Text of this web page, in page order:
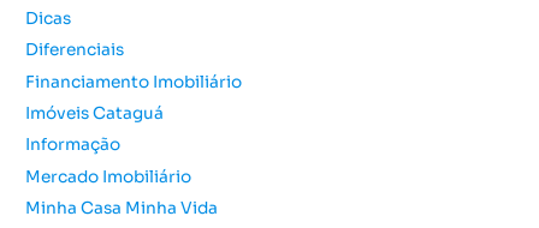
o
r
Dicas
Diferenciais
Financiamento Imobiliário
Imóveis Cataguá
Informação
Mercado Imobiliário
Minha Casa Minha Vida